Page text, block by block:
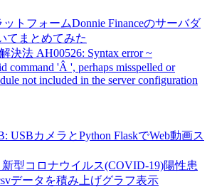
ットフォームDonnie Financeのサーバダ
てまとめてみた
決法 AH00526: Syntax error ~
command 'Â ', perhaps misspelled or
not included in the server configuration
USBカメラとPython FlaskでWeb動画ス
新型コロナウイルス(COVID-19)陽性患
データを積み上げグラフ表示